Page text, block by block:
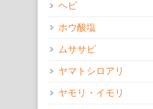
ヘビ
ホウ酸塩
ムササビ
ヤマトシロアリ
ヤモリ・イモリ